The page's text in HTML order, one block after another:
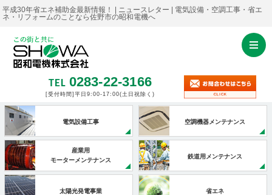
平成30年省エネ補助金最新情報！ | ニュースレター | 電気設備・空調工事・省エ
ネ・リフォームのことなら佐野市の昭和電機へ
TEL 0283-22-3166
[受付時間]平日9:00-17:00(土日祝除く)
電気設備工事 空調機器メンテナンス
産業用
モーターメンテナンス
鉄道用メンテナンス
太陽光発電事業 省エネ